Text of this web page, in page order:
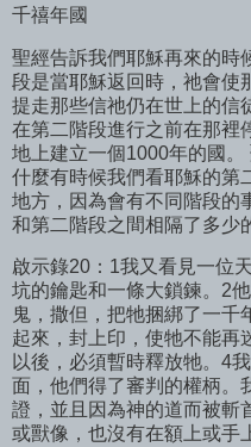
千禧年國
聖經告訴我們耶穌再來的時
段是當耶穌返回時，祂會使
提走那些信祂仍在世上的信
在第二階段進行之前在那裡
地上建立一個1000年的國
什麼有時候我們看耶穌的第
地方，因為會有不同階段的
和第二階段之間相隔了多少
啟示錄20：1我又看見一位
坑的鑰匙和一條大鎖鍊。2
鬼，撒但，把牠捆綁了一千
起來，封上印，使牠不能再
以後，必須暫時釋放牠。4
面，他們得了審判的權柄。
證，並且因為神的道而被斬
或獸像，也沒有在額上或手